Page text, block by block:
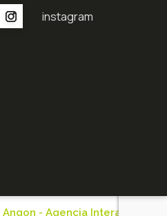
instagram
Angon - Agencja Interaktywna